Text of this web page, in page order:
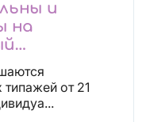
и
на
уже нашли,
от 21